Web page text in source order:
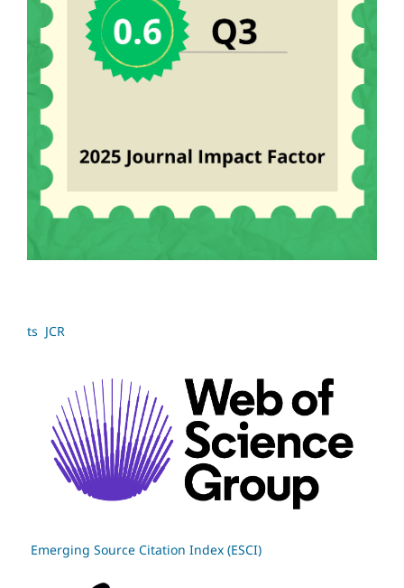
ts JCR
Emerging Source Citation Index (ESCI)